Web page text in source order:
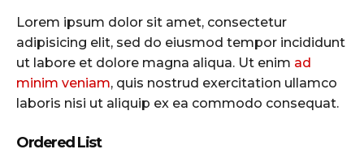
Lorem ipsum dolor sit amet, consectetur
adipisicing elit, sed do eiusmod tempor incididunt
ut labore et dolore magna aliqua. Ut enim ad
minim veniam, quis nostrud exercitation ullamco
laboris nisi ut aliquip ex ea commodo consequat.
Ordered List